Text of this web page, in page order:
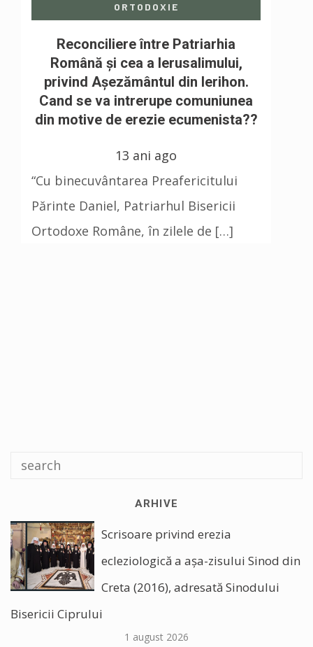
ORTODOXIE
Reconciliere între Patriarhia
Română şi cea a Ierusalimului,
privind Aşezământul din Ierihon.
Cand se va intrerupe comuniunea
din motive de erezie ecumenista??
13 ani ago
“Cu binecuvântarea Preafericitului
Părinte Daniel, Patriarhul Bisericii
Ortodoxe Române, în zilele de […]
ARHIVE
Scrisoare privind erezia
ecleziologică a așa-zisului Sinod din
Creta (2016), adresată Sinodului
Bisericii Ciprului
1 august 2026